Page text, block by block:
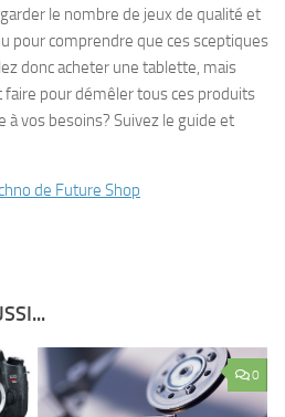
le nombre de jeux de qualité et
pour comprendre que ces sceptiques
donc acheter une tablette, mais
pour démêler tous ces produits
vos besoins? Suivez le guide et
de Future Shop
0